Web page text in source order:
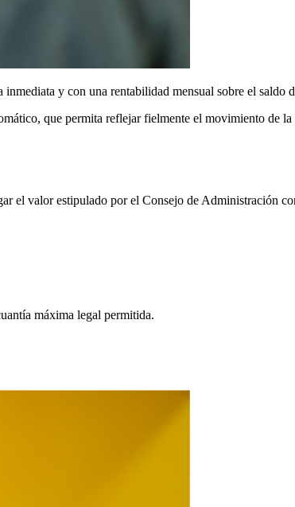
y con una rentabilidad mensual sobre el saldo
que permita reflejar fielmente el movimiento de
el valor estipulado por el Consejo de Administración
máxima legal permitida.